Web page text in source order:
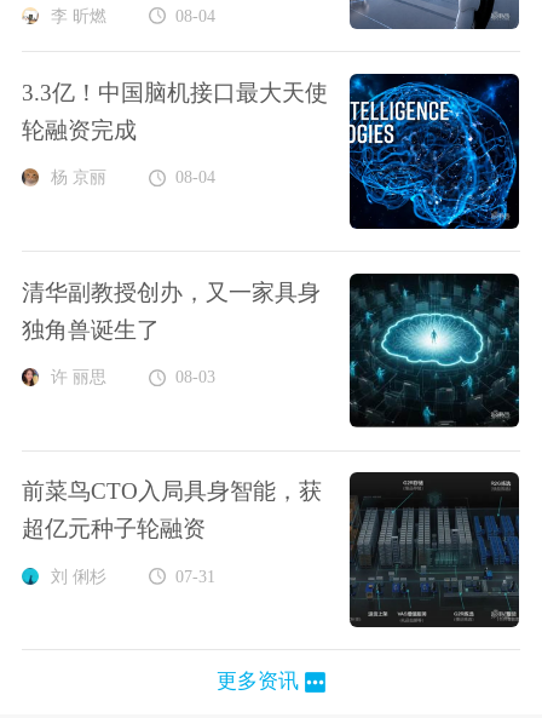
李 昕燃 08-04
3.3亿！中国脑机接口最大天使
轮融资完成
杨 京丽 08-04
清华副教授创办，又一家具身
独角兽诞生了
许 丽思 08-03
前菜鸟CTO入局具身智能，获
超亿元种子轮融资
刘 俐杉 07-31
更多资讯